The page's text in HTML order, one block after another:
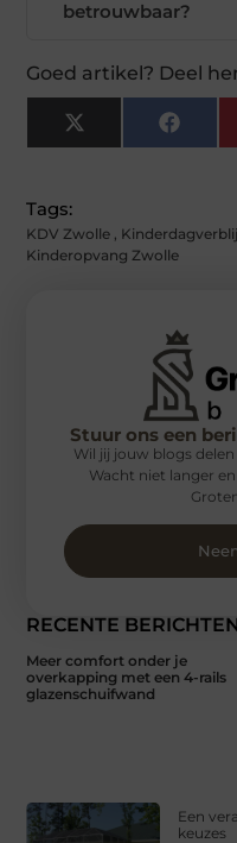
betrouwbaar?
Goed artikel? Deel
X
(Twitter)
Tags:
KDV Zwolle ,
Kinderopvang Zwolle
RECENTE
Meer comfort onder je
overkapping met een 4-rails
glazenschuifwand
Een
keuzes
Stuur ons een
Wil jij jouw blogs
Wacht niet langer